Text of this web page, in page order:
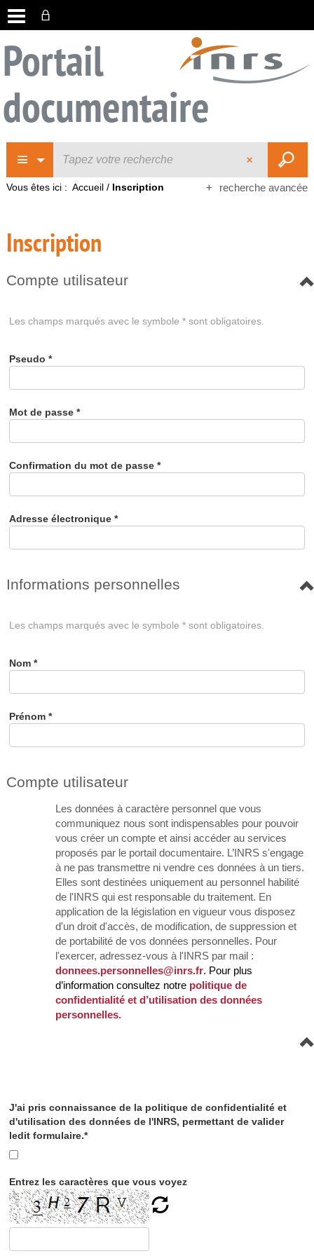
Portail
documentaire
recherche avancée
Vous êtes ici : Accueil / Inscription
Inscription
Compte utilisateur
Les champs marqués avec le symbole * sont obligatoires.
Pseudo *
Mot de passe *
Confirmation du mot de passe *
Adresse électronique *
Informations personnelles
Les champs marqués avec le symbole * sont obligatoires.
Nom *
Prénom *
Compte utilisateur
Les données à caractère personnel que vous
communiquez nous sont indispensables pour pouvoir
vous créer un compte et ainsi accéder au services
proposés par le portail documentaire. L’INRS s'engage
à ne pas transmettre ni vendre ces données à un tiers.
Elles sont destinées uniquement au personnel habilité
de l'INRS qui est responsable du traitement. En
application de la législation en vigueur vous disposez
d'un droit d'accès, de modification, de suppression et
de portabilité de vos données personnelles. Pour
l'exercer, adressez-vous à l'INRS par mail :
donnees.personnelles@inrs.fr. Pour plus
d’information consultez notre politique de
confidentialité et d’utilisation des données
personnelles.
J'ai pris connaissance de la politique de confidentialité et
d'utilisation des données de l'INRS, permettant de valider
ledit formulaire.*
Entrez les caractères que vous voyez